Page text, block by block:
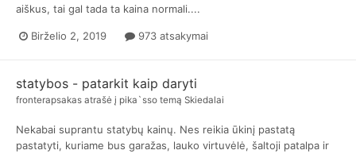
aiškus, tai gal tada ta kaina normali....
Birželio 2, 2019 973 atsakymai
statybos - patarkit kaip daryti
fronterapsakas atrašė į pika`sso temą Skiedalai
Nekabai suprantu statybų kainų. Nes reikia ūkinį pastatą
pastatyti, kuriame bus garažas, lauko virtuvėlė, šaltoji patalpa ir